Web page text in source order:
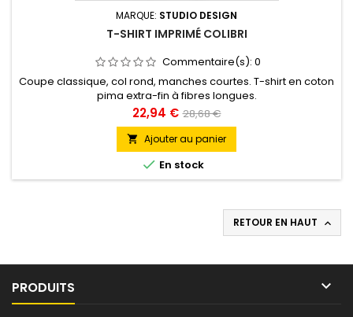
MARQUE: STUDIO DESIGN
T-SHIRT IMPRIMÉ COLIBRI
Commentaire(s): 0
Coupe classique, col rond, manches courtes. T-shirt en coton
pima extra-fin à fibres longues.
Prix
22,94 € Prix
base
28,68 €
 Ajouter au panier
 En stock
RETOUR EN HAUT 
PRODUITS 